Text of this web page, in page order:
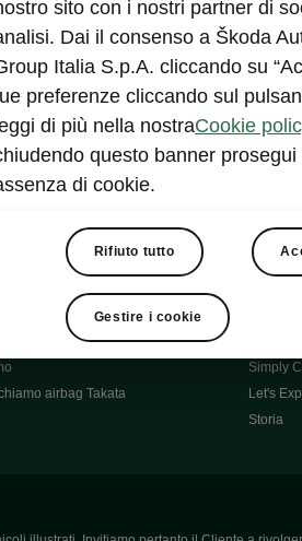
e P.IVA
airbag Takata
Milano
Fabia
Škoda
Elroq
Contatti
Auto per
Simply
Let's
Storia
sito con i nostri partner di
Dai il consenso a Škoda
Italia S.p.A. cliccando su
preferenze cliccando sul
di più nella nostraCookie
questo banner
di cookie.
Rifiuto tutto
Gestire i cookie